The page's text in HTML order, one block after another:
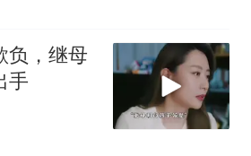
负，继母
手